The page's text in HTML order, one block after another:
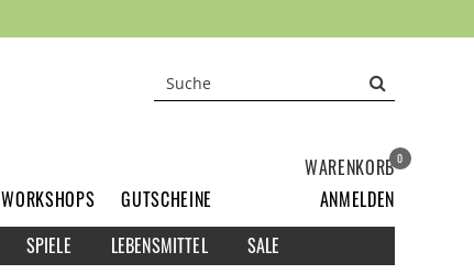
SPIELE LEBENSMITTEL SALE
WORKSHOPS GUTSCHEINE
WARENKORB0
ANMELDEN